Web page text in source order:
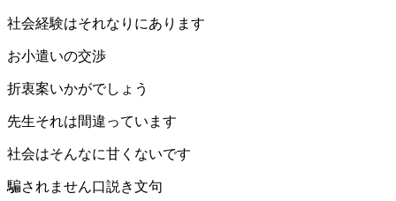
社会経験はそれなりにあります
お小遣いの交渉
折衷案いかがでしょう
先生それは間違っています
社会はそんなに甘くないです
騙されません口説き文句